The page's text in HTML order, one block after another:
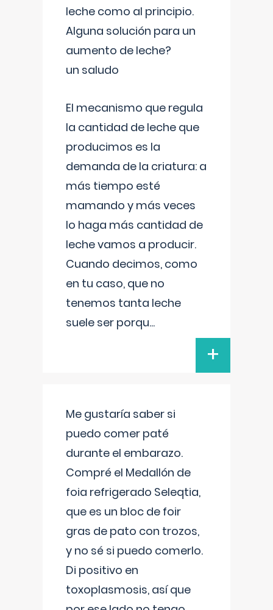
leche como al principio.
Alguna solución para un
aumento de leche?
un saludo
El mecanismo que regula
la cantidad de leche que
producimos es la
demanda de la criatura: a
más tiempo esté
mamando y más veces
lo haga más cantidad de
leche vamos a producir.
Cuando decimos, como
en tu caso, que no
tenemos tanta leche
suele ser porqu...
+
Me gustaría saber si
puedo comer paté
durante el embarazo.
Compré el Medallón de
foia refrigerado Seleqtia,
que es un bloc de foir
gras de pato con trozos,
y no sé si puedo comerlo.
Di positivo en
toxoplasmosis, así que